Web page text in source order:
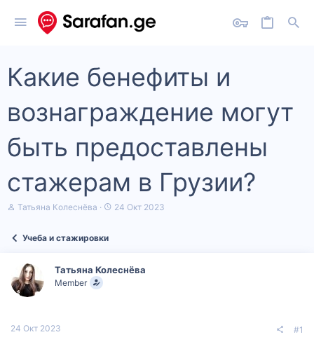
Какие бенефиты и
вознаграждение могут
быть предоставлены
стажерам в Грузии?
А
е
м
ы
Татьяна Колеснёва
Д
ч
24 Окт 2023
Учеба и стажировки
Татьяна Колеснёва
Member
24 Окт 2023 #1